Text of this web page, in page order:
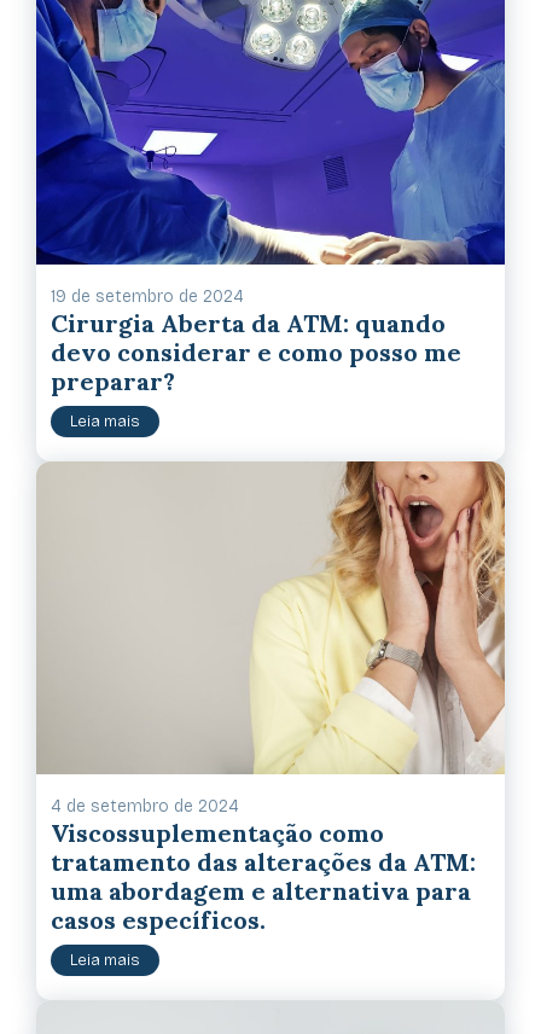
19 de setembro de 2024
Cirurgia Aberta da ATM: quando
devo considerar e como posso me
preparar?
Leia mais
4 de setembro de 2024
Viscossuplementação como
tratamento das alterações da ATM:
uma abordagem e alternativa para
casos específicos.
Leia mais